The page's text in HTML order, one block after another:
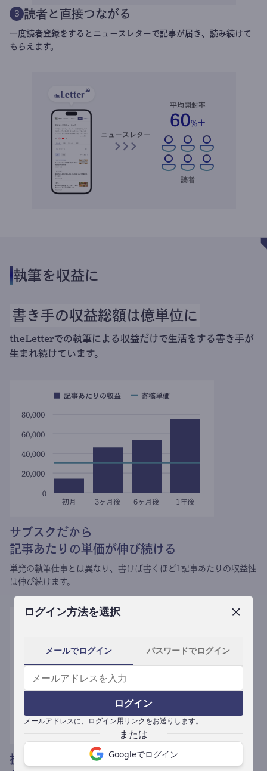
ログイン方法を選択
メールでログイン パスワードでログイン
ログイン
メールアドレスに、ログイン用リンクをお送りします。
Googleでログイン
3 読者と直接つながる
一度読者登録をするとニュースレターで記事が届き、読み続けて
もらえます。
執筆を収益に
書き手の収益総額は億単位に
theLetterでの執筆による収益だけで生活をする書き手が
生まれ続けています。
サブスクだから
記事あたりの単価が伸び続ける
単発の執筆仕事とは異なり、 書けば書くほど1記事あたりの収益性
は伸び続けます。
提携媒体による記事買い取りで